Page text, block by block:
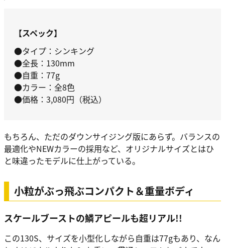
【スペック】
●タイプ：シンキング
●全長：130mm
●自重：77g
●カラー：全8色
●価格：3,080円（税込）
もちろん、ただのダウンサイジング版にあらず。バランスの
最適化やNEWカラーの採用など、オリジナルサイズとはひ
と味違ったモデルに仕上がっている。
小粒がぶっ飛ぶコンパクト＆重量ボディ
スケールブーストの鱗アピールも超リアル!!
この130S、サイズを小型化しながら自重は77gもあり、なん